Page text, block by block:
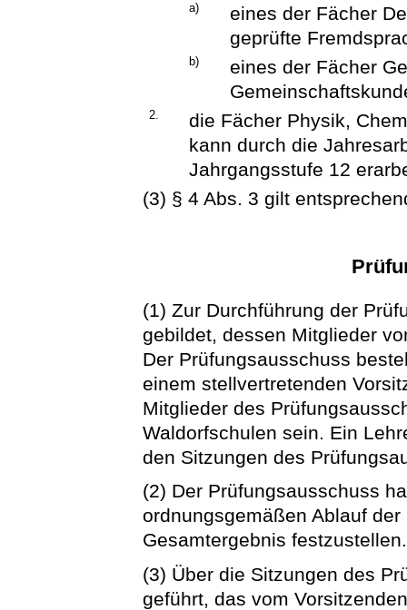
a)
eines der Fächer
geprüfte
b)
eines der Fächer
2.
die Fächer Physik,
kann durch die
Jahrgangsstufe 12
(3) § 4 Abs. 3 gilt
(1) Zur Durchführung der
gebildet, dessen Mitglieder
Der Prüfungsausschuss
einem stellvertretenden
Mitglieder des
Waldorfschulen sein. Ein
den Sitzungen des
(2) Der Prüfungsausschuss
ordnungsgemäßen Ablauf
Gesamtergebnis festzustellen.
(3) Über die Sitzungen des
geführt, das vom